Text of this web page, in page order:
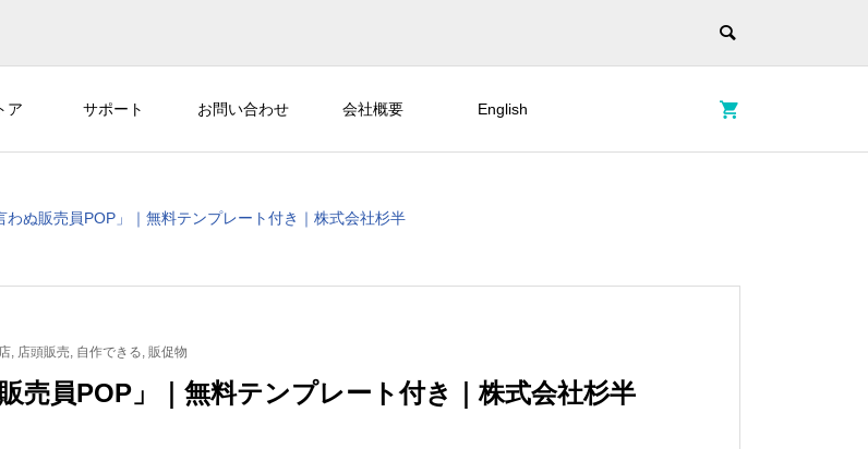
ア サポート お問い合わせ 会社概要 English
ぬ販売員POP」｜無料テンプレート付き｜株式会社杉半
, 店頭販売, 自作できる, 販促物
売員POP」｜無料テンプレート付き｜株式会社杉半